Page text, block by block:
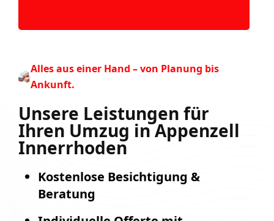
Alles aus einer Hand – von Planung bis
Ankunft.
Unsere Leistungen für
Ihren Umzug in Appenzell
Innerrhoden
Kostenlose Besichtigung &
Beratung